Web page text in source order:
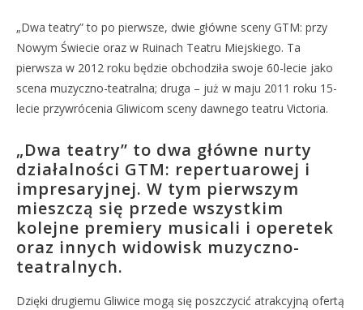
„Dwa teatry” to po pierwsze, dwie główne sceny GTM: przy
Nowym Świecie oraz w Ruinach Teatru Miejskiego. Ta
pierwsza w 2012 roku będzie obchodziła swoje 60-lecie jako
scena muzyczno-teatralna; druga – już w maju 2011 roku 15-
lecie przywrócenia Gliwicom sceny dawnego teatru Victoria.
„Dwa teatry” to dwa główne nurty
działalności GTM: repertuarowej i
impresaryjnej. W tym pierwszym
mieszczą się przede wszystkim
kolejne premiery musicali i operetek
oraz innych widowisk muzyczno-
teatralnych.
Dzięki drugiemu Gliwice mogą się poszczycić atrakcyjną ofertą